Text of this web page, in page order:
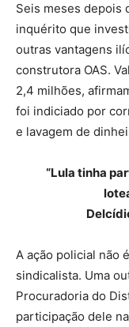
Seis meses depois
inquérito que
outras vantagens
construtora OAS.
2,4 milhões,
foi indiciado por
e lavagem de
“Lula tinha
A ação policial não
sindicalista. Uma
Procuradoria do
participação dele